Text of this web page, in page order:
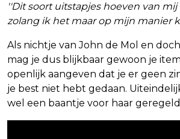
''Dit soort uitstapjes hoeven van mij
zolang ik het maar op mijn manier
Als nichtje van John de Mol en
mag je dus blijkbaar gewoon je
openlijk aangeven dat je er geen
je best niet hebt gedaan.
wel een baantje voor haar